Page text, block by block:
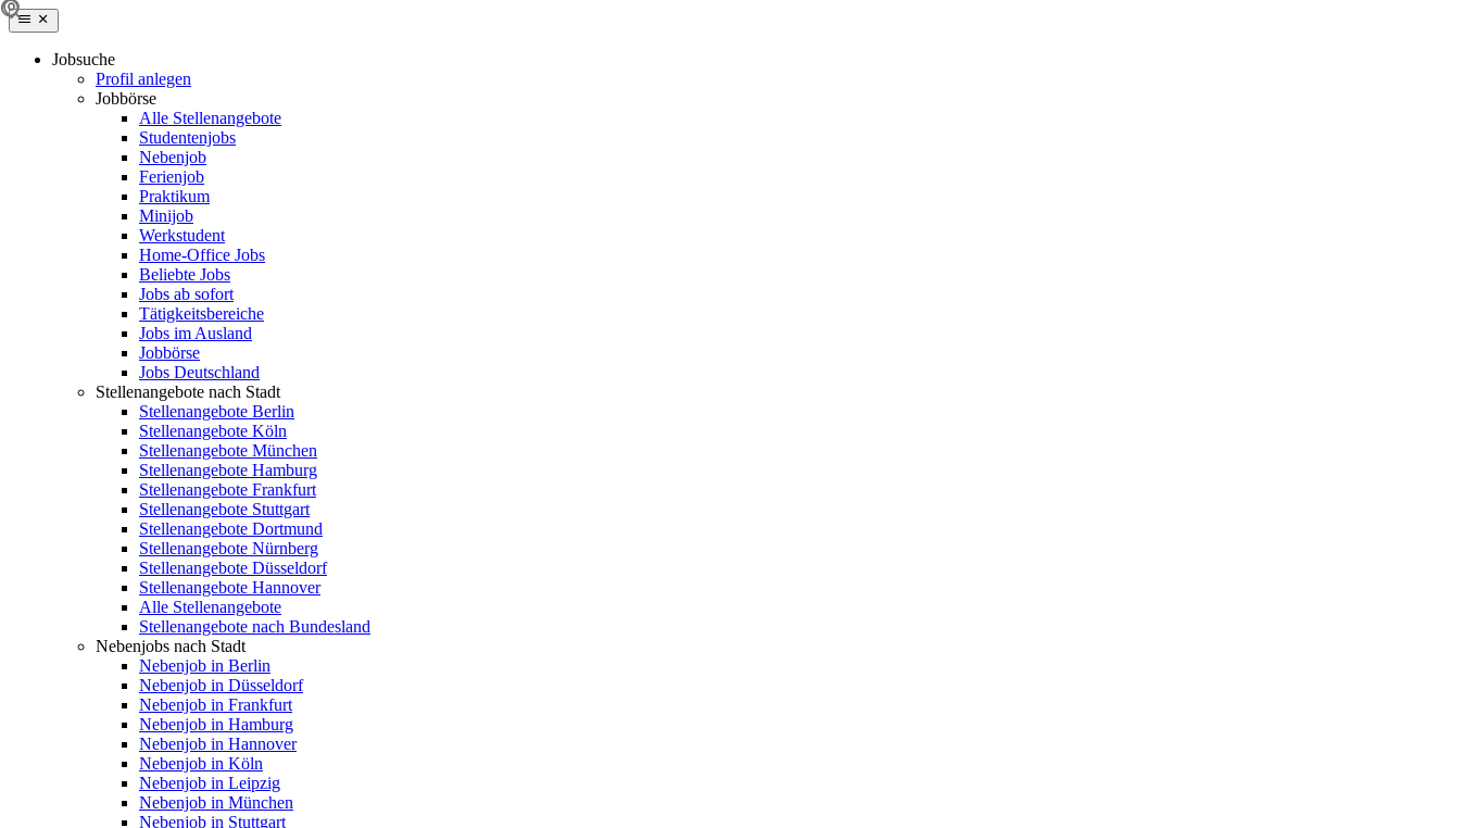
Jobsuche
Profil anlegen
Jobbörse
Alle Stellenangebote
Studentenjobs
Nebenjob
Ferienjob
Praktikum
Minijob
Werkstudent
Home-Office Jobs
Beliebte Jobs
Jobs ab sofort
Tätigkeitsbereiche
Jobs im Ausland
Jobbörse
Jobs Deutschland
Stellenangebote nach Stadt
Stellenangebote Berlin
Stellenangebote Köln
Stellenangebote München
Stellenangebote Hamburg
Stellenangebote Frankfurt
Stellenangebote Stuttgart
Stellenangebote Dortmund
Stellenangebote Nürnberg
Stellenangebote Düsseldorf
Stellenangebote Hannover
Alle Stellenangebote
Stellenangebote nach Bundesland
Nebenjobs nach Stadt
Nebenjob in Berlin
Nebenjob in Düsseldorf
Nebenjob in Frankfurt
Nebenjob in Hamburg
Nebenjob in Hannover
Nebenjob in Köln
Nebenjob in Leipzig
Nebenjob in München
Nebenjob in Stuttgart